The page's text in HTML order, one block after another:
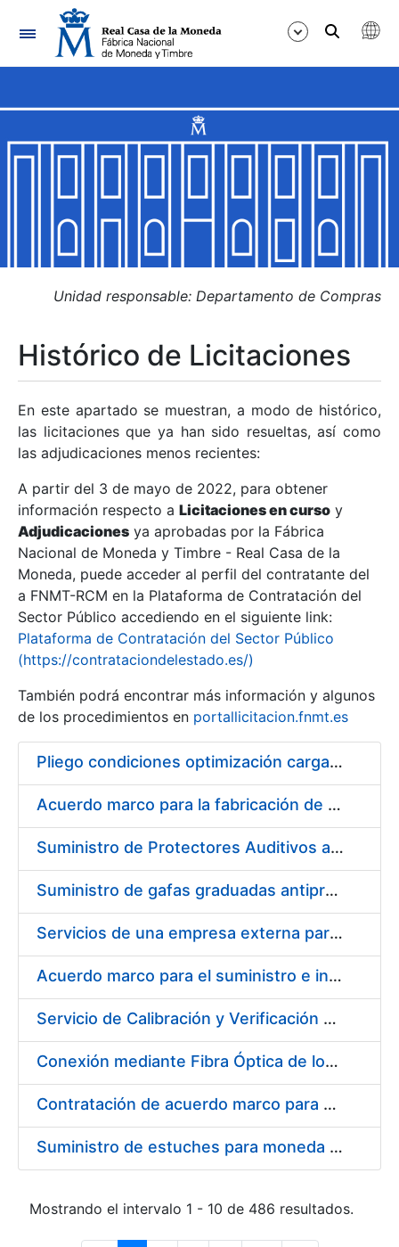
Navegación
Mostrar/Ocultar
Mostrar/Ocultar
Mostrar/Ocultar
Mostrar/Ocultar
Mostrar/Ocultar
Mostrar/Ocultar
Unidad responsable: Departamento de Compras
Histórico de Licitaciones
En este apartado se muestran, a modo de histórico,
las licitaciones que ya han sido resueltas, así como
las adjudicaciones menos recientes:
A partir del 3 de mayo de 2022, para obtener
información respecto a Licitaciones en curso y
Adjudicaciones ya aprobadas por la Fábrica
Nacional de Moneda y Timbre - Real Casa de la
Moneda, puede acceder al perfil del contratante del
a FNMT-RCM en la Plataforma de Contratación del
Sector Público accediendo en el siguiente link:
Plataforma de Contratación del Sector Público
(https://contrataciondelestado.es/)
También podrá encontrar más información y algunos
de los procedimientos en portallicitacion.fnmt.es
Pliego condiciones optimización cargas compras firmado
Acuerdo marco para la fabricación de piezas
Suministro de Protectores Auditivos a medida para las personas trabajadoras de los Centros de Trabajo de Madrid y Burgos
Suministro de gafas graduadas antiproyecciones para los trabajadores de la FNMT-RCM en los centros de trabajo de Madrid y Burgos
Servicios de una empresa externa para el asesoramiento y resolución de los recursos de alzada que se presentan relacionados con procesos de selección para la FNMT-RCM
Acuerdo marco para el suministro e instalación de persianas, estores y otros complementos
Servicio de Calibración y Verificación Externa de los Equipos de Medición del Servicio de Prevención de la FNMT-RCM
Conexión mediante Fibra Óptica de los Centros de Proceso de Datos (CPDs) de las sedes de la FNMT-RCM de Burgos y Madrid
Contratación de acuerdo marco para el Suministro de Material de Electricidad para la Fábrica Nacional de Moneda y Timbre-Real Casa de la Moneda en su centro de trabajo de Burgos
Suministro de estuches para moneda de 30 €
Mostrando el intervalo 1 - 10 de 486 resultados.